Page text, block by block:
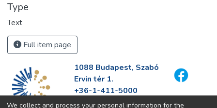
Type
Text
Full item page
1088 Budapest, Szabó
Ervin tér 1.
+36-1-411-5000
info@fszek.hu
We collect and process your personal information for the